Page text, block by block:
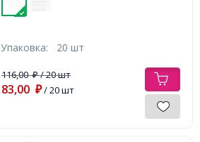
Упаковка: 20 шт
116,00₽/ 20 шт
83,00 ₽/ 20 шт